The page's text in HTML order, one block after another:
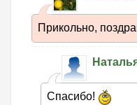
Прикольно,
Спасибо!